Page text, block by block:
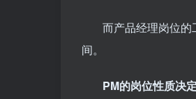
而产品经理岗位
间。
PM的岗位性质决